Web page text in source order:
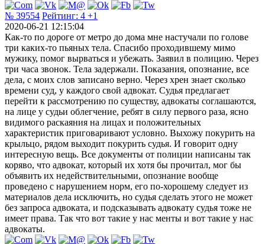
№ 39554 Рейтинг: 4 +1
2020-06-21 12:15:04
Как-то по дороге от метро до дома мне настучали по голове
три каких-то пьяных тела. Спасибо проходившему мимо
мужику, помог вырваться и убежать. Заявил в полицию. Через
три часа звонок. Тела задержали. Показания, опознание, все
дела, с моих слов записано верно. Через хрен знает сколько
времени суд, у каждого свой адвокат. Судья предлагает
перейти к рассмотрению по существу, адвокаты соглашаются,
на лице у судьи облегчение, ребят в силу первого раза, ясно
видимого раскаяния на лицах и положительных
характеристик приговаривают условно. Выхожу покурить на
крыльцо, рядом выходит покурить судья. И говорит одну
интересную вещь. Все документы от полиции написаны так
коряво, что адвокат, который их хотя бы прочитал, мог бы
объявить их недействительными, опознание вообще
проведено с нарушением норм, его по-хорошему следует из
материалов дела исключить, но судья сделать этого не может
без запроса адвоката, и подсказывать адвокату судья тоже не
имеет права. Так что вот такие у нас менты и вот такие у нас
адвокаты.